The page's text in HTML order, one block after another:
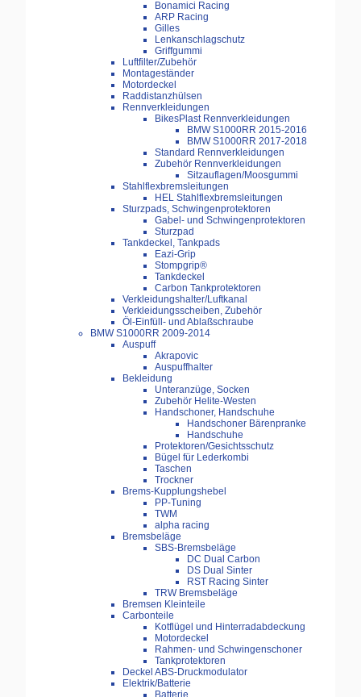
Bonamici Racing
ARP Racing
Gilles
Lenkanschlagschutz
Griffgummi
Luftfilter/Zubehör
Montageständer
Motordeckel
Raddistanzhülsen
Rennverkleidungen
BikesPlast Rennverkleidungen
BMW S1000RR 2015-2016
BMW S1000RR 2017-2018
Standard Rennverkleidungen
Zubehör Rennverkleidungen
Sitzauflagen/Moosgummi
Stahlflexbremsleitungen
HEL Stahlflexbremsleitungen
Sturzpads, Schwingenprotektoren
Gabel- und Schwingenprotektoren
Sturzpad
Tankdeckel, Tankpads
Eazi-Grip
Stompgrip®
Tankdeckel
Carbon Tankprotektoren
Verkleidungshalter/Luftkanal
Verkleidungsscheiben, Zubehör
Öl-Einfüll- und Ablaßschraube
BMW S1000RR 2009-2014
Auspuff
Akrapovic
Auspuffhalter
Bekleidung
Unteranzüge, Socken
Zubehör Helite-Westen
Handschoner, Handschuhe
Handschoner Bärenpranke
Handschuhe
Protektoren/Gesichtsschutz
Bügel für Lederkombi
Taschen
Trockner
Brems-Kupplungshebel
PP-Tuning
TWM
alpha racing
Bremsbeläge
SBS-Bremsbeläge
DC Dual Carbon
DS Dual Sinter
RST Racing Sinter
TRW Bremsbeläge
Bremsen Kleinteile
Carbonteile
Kotflügel und Hinterradabdeckung
Motordeckel
Rahmen- und Schwingenschoner
Tankprotektoren
Deckel ABS-Druckmodulator
Elektrik/Batterie
Batterie